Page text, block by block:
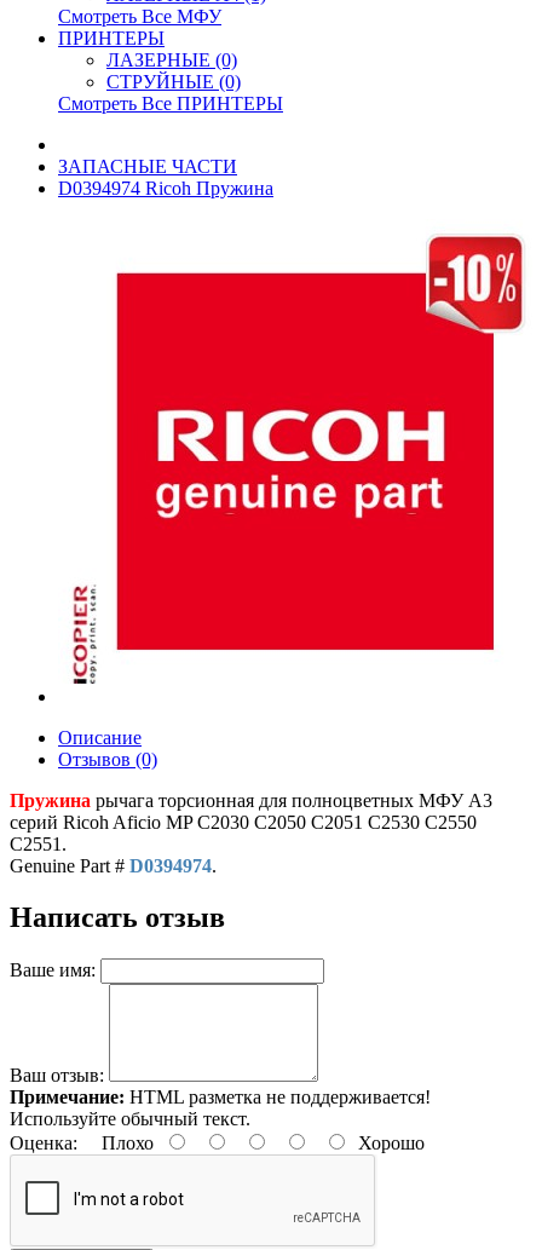
Смотреть Все МФУ
ПРИНТЕРЫ
ЛАЗЕРНЫЕ (0)
СТРУЙНЫЕ (0)
Смотреть Все ПРИНТЕРЫ
ЗАПАСНЫЕ ЧАСТИ
D0394974 Ricoh Пружина
Описание
Отзывов (0)
Пружина рычага торсионная для полноцветных МФУ A3
серий Ricoh Aficio MP С2030 С2050 С2051 С2530 С2550
С2551.
Genuine Part # D0394974.
Написать отзыв
Ваше имя:
Ваш отзыв:
Примечание: HTML разметка не поддерживается!
Используйте обычный текст.
Оценка: Плохо Хорошо